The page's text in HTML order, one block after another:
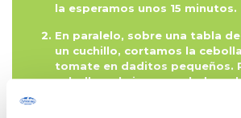
la esperamos unos 15 minutos.
En paralelo, sobre una tabla
un cuchillo, cortamos la
tomate en daditos pequeños.
cebolla y el ajo por un lado y